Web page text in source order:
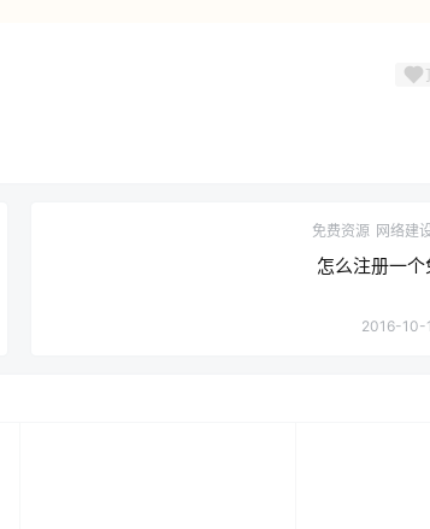
免费资源 网络建
怎么注册一个
2016-10-